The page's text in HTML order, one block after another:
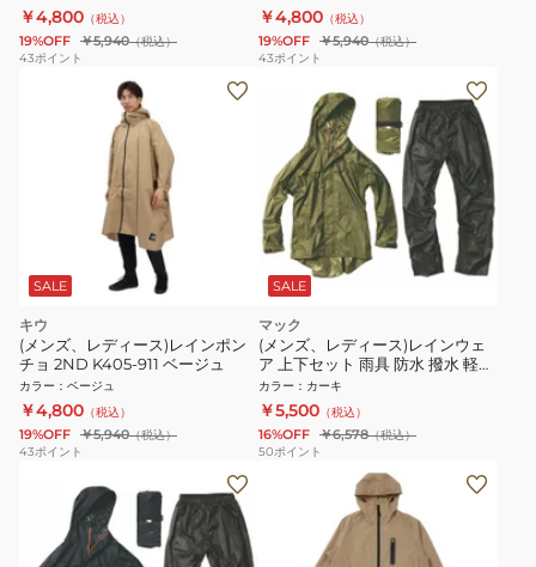
￥4,800 （税込）
19%OFF ￥5,940（税込）
43ポイント
￥4,800 （税込）
19%OFF ￥5,940（税込）
43ポイント
SALE
キウ
(メンズ、レディース)レインポン
チョ 2ND K405-911 ベージュ
カラー ： ベージュ
￥4,800 （税込）
19%OFF ￥5,940（税込）
43ポイント
SALE
マック
(メンズ、レディース)レインウェ
ア 上下セット 雨具 防水 撥水 軽量
くるっとパック レインスーツ AS-
7660
カラー ： カーキ
￥5,500 （税込）
16%OFF ￥6,578（税込）
50ポイント